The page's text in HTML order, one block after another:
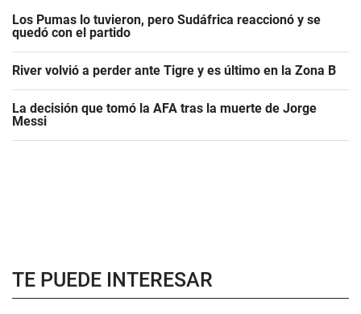
Los Pumas lo tuvieron, pero Sudáfrica reaccionó y se
quedó con el partido
River volvió a perder ante Tigre y es último en la Zona B
La decisión que tomó la AFA tras la muerte de Jorge
Messi
TE PUEDE INTERESAR